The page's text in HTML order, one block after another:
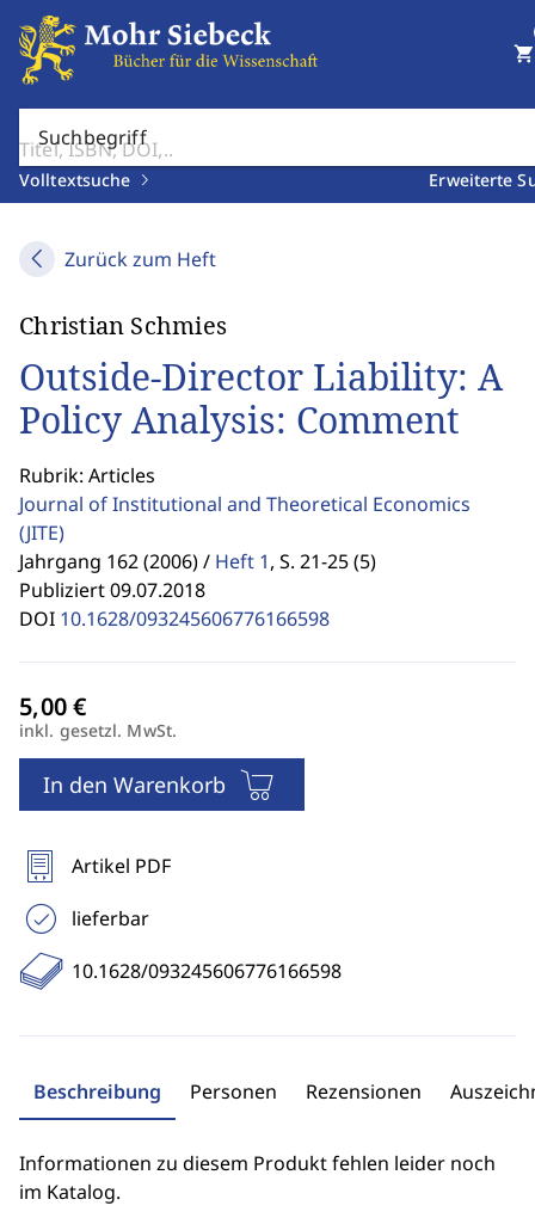
Suchbegriff
Volltextsuche Erweiterte
shopping_cart
Zurück zum Heft
Christian Schmies
Outside-Director Liability: A
Policy Analysis: Comment
Rubrik: Articles
Journal of Institutional and Theoretical Economics
(JITE)
Jahrgang 162 (2006) / Heft 1, S. 21-25 (5)
Publiziert 09.07.2018
DOI 10.1628/093245606776166598
inkl. gesetzl. MwSt.
In den Warenkorb
Artikel PDF
lieferbar
10.1628/093245606776166598
Beschreibung Personen Rezensionen
Informationen zu diesem Produkt fehlen leider noch
im Katalog.